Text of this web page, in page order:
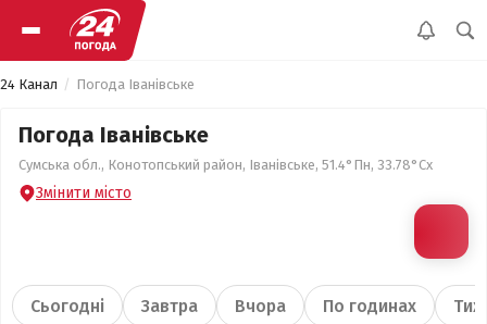
24 Канал Погода Іванівське
Погода Іванівське
Сумська обл., Конотопський район, Іванівське, 51.4°Пн, 33.78°Сх
Змінити місто
Сьогодні Завтра Вчора По годинах